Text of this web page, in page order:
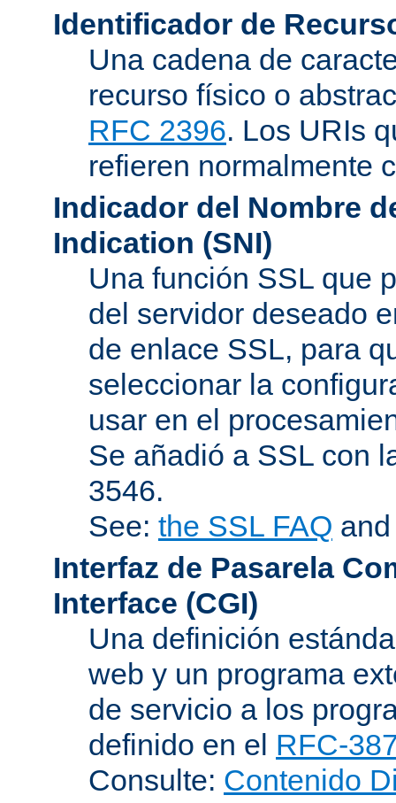
Identificador de
Una cadena de
recurso físico o
RFC 2396. Los URIs
refieren normalmente
Indicador del Nombre
Indication (SNI)
Una función SSL que
del servidor deseado
de enlace SSL, para
seleccionar la
usar en el
Se añadió a SSL con
3546.
See: the SSL FAQ
Interfaz de Pasarela
Interface (CGI)
Una definición
web y un programa
de servicio a los
definido en el RFC-
Consulte: Contenido